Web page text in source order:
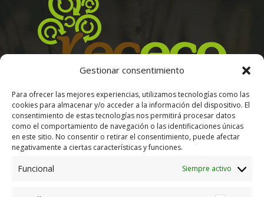
Gestionar consentimiento
Para ofrecer las mejores experiencias, utilizamos tecnologías como las
cookies para almacenar y/o acceder a la información del dispositivo. El
consentimiento de estas tecnologías nos permitirá procesar datos
como el comportamiento de navegación o las identificaciones únicas
en este sitio. No consentir o retirar el consentimiento, puede afectar
negativamente a ciertas características y funciones.
Funcional Siempre activo
M-206, 28830 San Fernando de Henares, Madrid
Tel. +34 91 676 42 85
E-mail. info@paletsrecicladosmadrid.es